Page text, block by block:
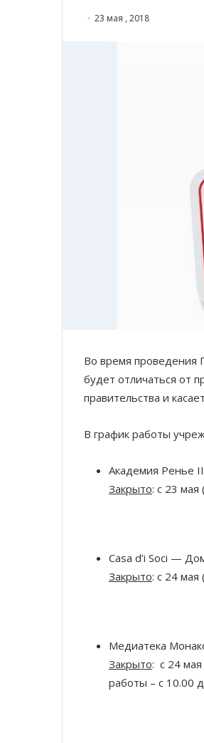
23 мая , 2018
Во время проведения
будет отличаться от
правительства и
В график работы
Академия Ренье
Закрыто: с 23 мая
Casa d’i Soci —
Закрыто: с 24 мая
Медиатека
Закрыто: с 24 мая
работы – с 10.00